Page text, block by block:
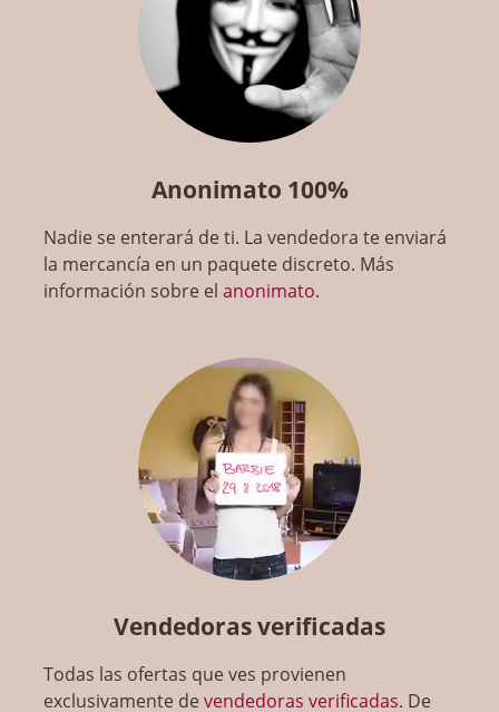
Anonimato 100%
Nadie se enterará de ti. La vendedora te enviará
la mercancía en un paquete discreto. Más
información sobre elanonimato.
Vendedoras verificadas
Todas las ofertas que ves provienen
exclusivamente devendedoras verificadas. De